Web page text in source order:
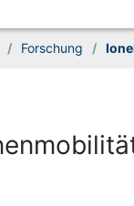
/ Forschung /